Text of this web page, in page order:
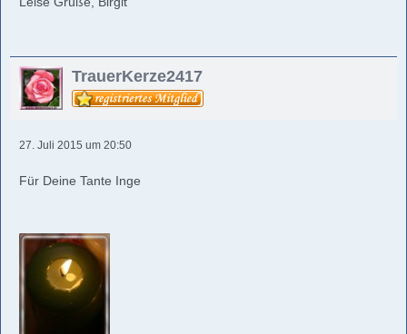
TrauerKerze2417
27. Juli 2015 um 20:50
Für Deine Tante Inge